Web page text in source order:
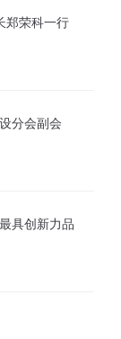
郑荣科一行
分会副会
具创新力品